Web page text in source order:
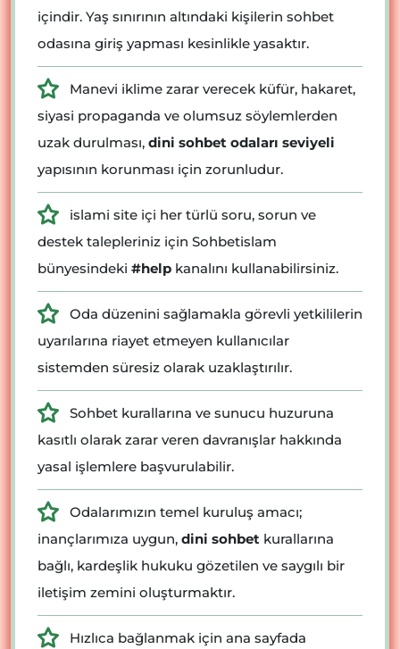
içindir. Yaş sınırının altındaki kişilerin sohbet
odasına giriş yapması kesinlikle yasaktır.
Manevi iklime zarar verecek küfür, hakaret,
siyasi propaganda ve olumsuz söylemlerden
uzak durulması, dini sohbet odaları seviyeli
yapısının korunması için zorunludur.
islami site içi her türlü soru, sorun ve
destek talepleriniz için Sohbetislam
bünyesindeki #help kanalını kullanabilirsiniz.
Oda düzenini sağlamakla görevli yetkililerin
uyarılarına riayet etmeyen kullanıcılar
sistemden süresiz olarak uzaklaştırılır.
Sohbet kurallarına ve sunucu huzuruna
kasıtlı olarak zarar veren davranışlar hakkında
yasal işlemlere başvurulabilir.
Odalarımızın temel kuruluş amacı;
inançlarımıza uygun, dini sohbet kurallarına
bağlı, kardeşlik hukuku gözetilen ve saygılı bir
iletişim zemini oluşturmaktır.
Hızlıca bağlanmak için ana sayfada